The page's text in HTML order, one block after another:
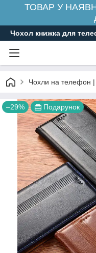
ТОВАР У
Чохол книжка для
Чохли на телефон
–29% Подарунок